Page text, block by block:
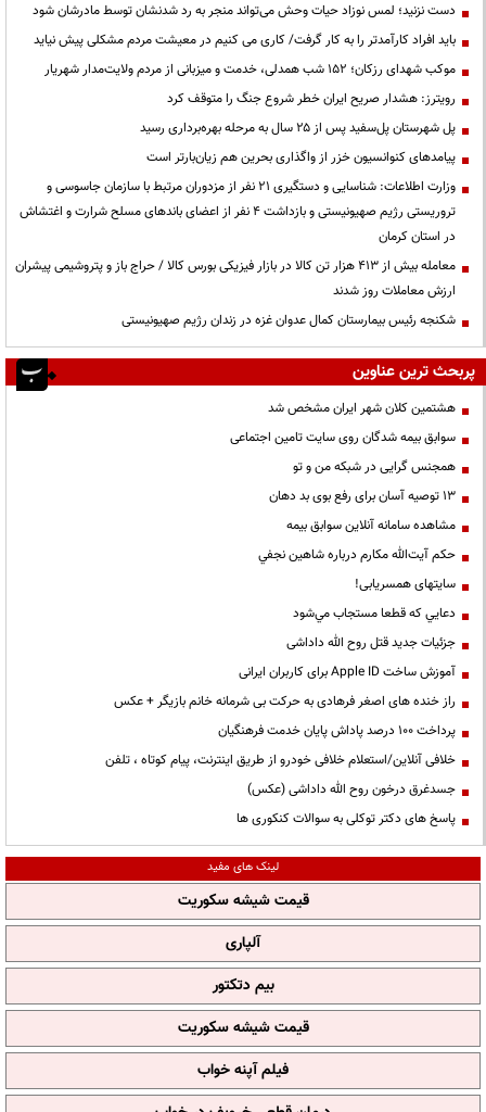
دست نزنید؛ لمس نوزاد حیات وحش می‌تواند منجر به رد شدنشان توسط مادرشان شود
باید افراد کارآمدتر را به کار گرفت/ کاری می کنیم در معیشت مردم مشکلی پیش نیاید
موکب شهدای رزکان؛ ۱۵۲ شب همدلی، خدمت و میزبانی از مردم ولایت‌مدار شهریار
رویترز: هشدار صریح ایران خطر شروع جنگ را متوقف کرد
پل شهرستان پل‌سفید پس از ۲۵ سال به مرحله بهره‌برداری رسید
پیامدهای کنوانسیون خزر از واگذاری بحرین هم زیان‌بارتر است
وزارت اطلاعات: شناسایی و دستگیری ۲۱ نفر از مزدوران مرتبط با سازمان جاسوسی و
تروریستی رژیم صهیونیستی و بازداشت ۴ نفر از اعضای باندهای مسلح شرارت و اغتشاش
در استان کرمان
معامله بیش از ۴۱۳ هزار تن کالا در بازار فیزیکی بورس کالا / حراج باز و پتروشیمی پیشران
ارزش معاملات روز شدند
شکنجه رئیس بیمارستان کمال عدوان غزه در زندان رژیم صهیونیستی
پربحث ترین عناوین
هشتمین کلان شهر ایران مشخص شد
سوابق بیمه شدگان روی سایت تامین اجتماعی
همجنس گرایی در شبکه من و تو
13 توصیه آسان برای رفع بوی بد دهان
مشاهده سامانه آنلاين سوابق بیمه
حكم آيت‌الله مكارم درباره شاهين نجفي
سایتهای همسریابی!
دعايي كه قطعا مستجاب مي‌شود
جزئیات جدید قتل روح الله داداشی
آموزش ساخت Apple ID برای کاربران ایرانی
راز خنده های اصغر فرهادی به حرکت بی شرمانه خانم بازیگر + عکس
پرداخت ۱۰۰ درصد پاداش پایان خدمت فرهنگیان
خلافی آنلاین/استعلام خلافی خودرو از طریق اینترنت، پیام کوتاه ، تلفن
جسدغرق درخون روح الله داداشی (عکس)
پاسخ های دکتر توکلی به سوالات کنکوری ها
لینک های مفید
قیمت شیشه سکوریت
آلپاری
بیم دتکتور
قیمت شیشه سکوریت
فیلم آپنه خواب